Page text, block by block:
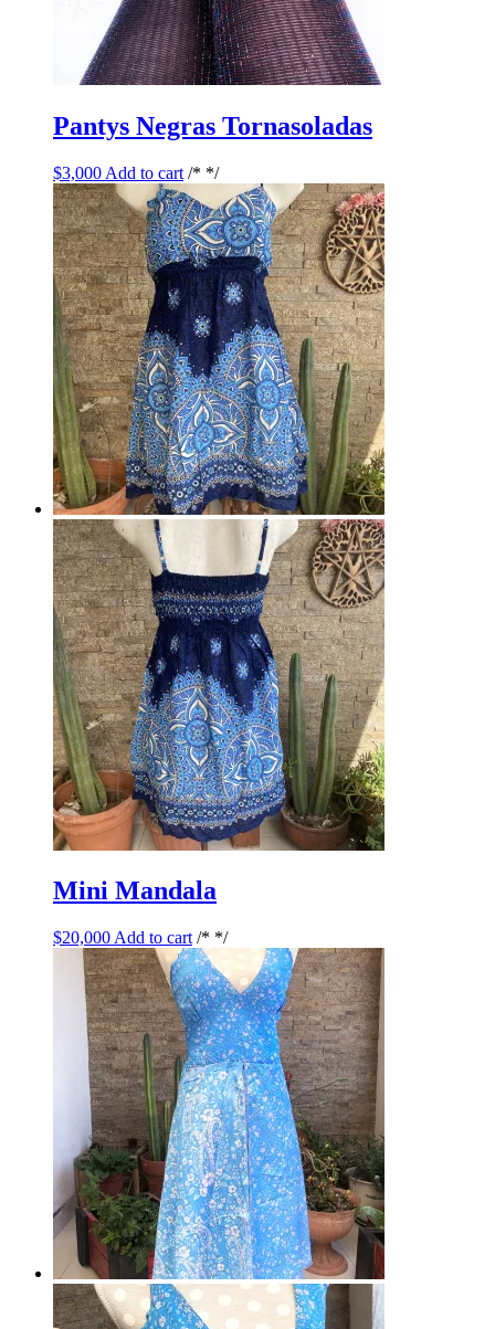
Pantys Negras Tornasoladas
$3,000 Add to cart /* */
Mini Mandala
$20,000 Add to cart /* */